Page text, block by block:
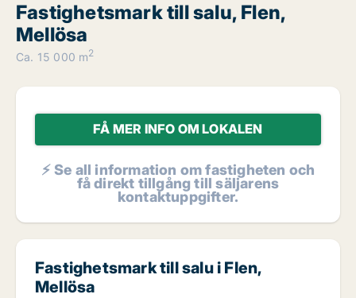
Fastighetsmark till salu, Flen,
Mellösa
Ca. 15 000 m2
FÅ MER INFO OM LOKALEN
⚡ Se all information om fastigheten och
få direkt tillgång till säljarens
kontaktuppgifter.
Fastighetsmark till salu i Flen,
Mellösa